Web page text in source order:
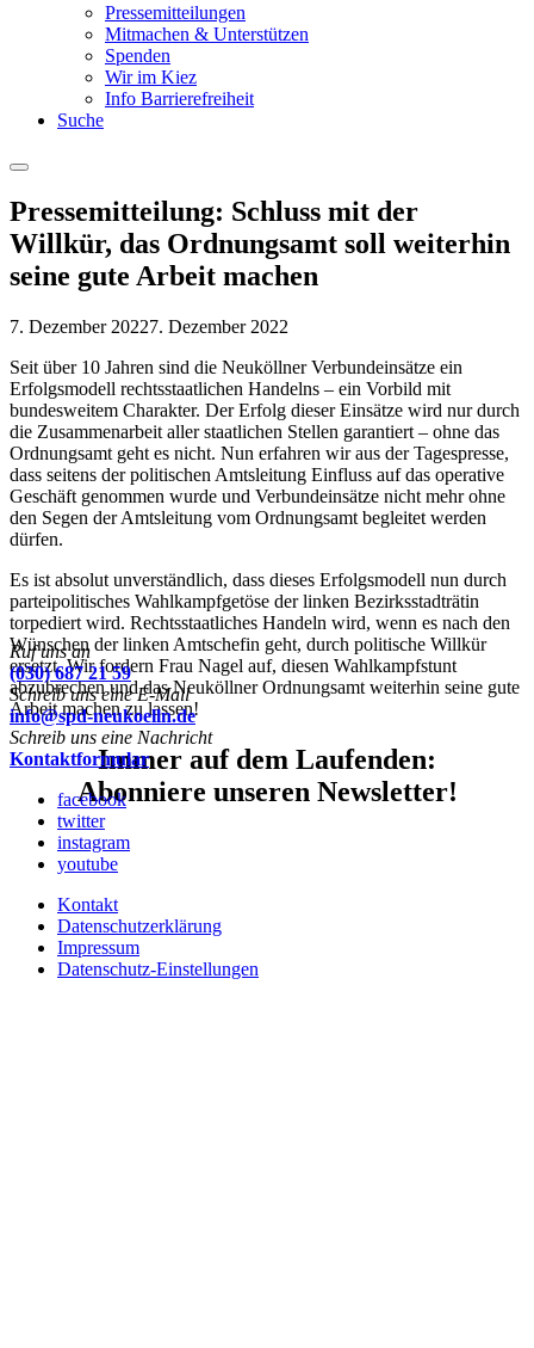
Pressemitteilungen
Mitmachen & Unterstützen
Spenden
Wir im Kiez
Info Barrierefreiheit
Suche
Menu
Pressemitteilung: Schluss mit der
Willkür, das Ordnungsamt soll weiterhin
seine gute Arbeit machen
7. Dezember 20227. Dezember 2022
Seit über 10 Jahren sind die Neuköllner Verbundeinsätze ein
Erfolgsmodell rechtsstaatlichen Handelns – ein Vorbild mit
bundesweitem Charakter. Der Erfolg dieser Einsätze wird nur durch
die Zusammenarbeit aller staatlichen Stellen garantiert – ohne das
Ordnungsamt geht es nicht. Nun erfahren wir aus der Tagespresse,
dass seitens der politischen Amtsleitung Einfluss auf das operative
Geschäft genommen wurde und Verbundeinsätze nicht mehr ohne
den Segen der Amtsleitung vom Ordnungsamt begleitet werden
dürfen.
Es ist absolut unverständlich, dass dieses Erfolgsmodell nun durch
parteipolitisches Wahlkampfgetöse der linken Bezirksstadträtin
torpediert wird. Rechtsstaatliches Handeln wird, wenn es nach den
Wünschen der linken Amtschefin geht, durch politische Willkür
ersetzt. Wir fordern Frau Nagel auf, diesen Wahlkampfstunt
abzubrechen und das Neuköllner Ordnungsamt weiterhin seine gute
Arbeit machen zu lassen!
Immer auf dem Laufenden:
Abonniere unseren Newsletter!
Ruf uns an
(030) 687 21 59
Schreib uns eine E-Mail
info@spd-neukoelln.de
Schreib uns eine Nachricht
Kontaktformular
facebook
twitter
instagram
youtube
Kontakt
Datenschutzerklärung
Impressum
Datenschutz-Einstellungen